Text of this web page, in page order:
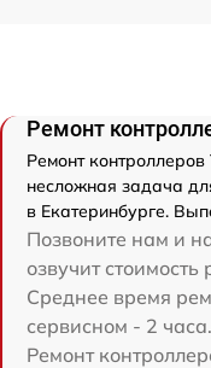
Ремонт
Ремонт
несложная задача
в Екатеринбурге.
Позвоните нам и
озвучит
Среднее время
сервисном - 2 часа.
Ремонт